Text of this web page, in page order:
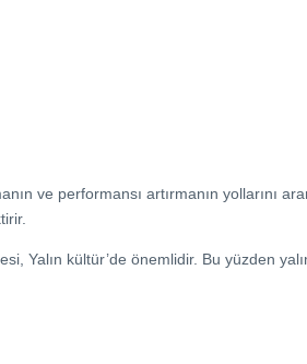
ve performansı artırmanın yollarını
Yalın kültür’de önemlidir. Bu yüzden